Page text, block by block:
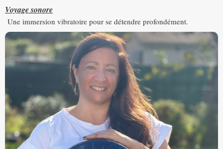
Voyage sonore
Une immersion vibratoire pour se détendre profondément.